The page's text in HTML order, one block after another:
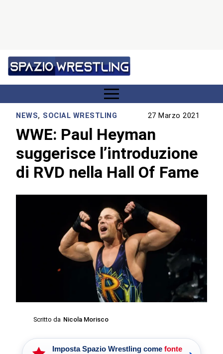
NEWS, SOCIAL WRESTLING 27 Marzo 2021
WWE: Paul Heyman
suggerisce l’introduzione
di RVD nella Hall Of Fame
Scritto da Nicola Morisco
Imposta Spazio Wrestling come fonte